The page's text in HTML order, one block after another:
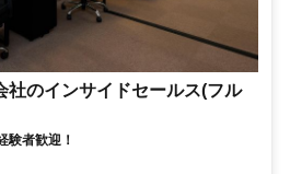
社のインサイドセールス(フル
験者歓迎！